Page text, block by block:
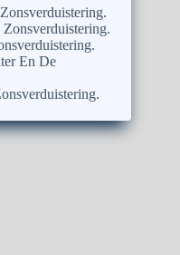
En De